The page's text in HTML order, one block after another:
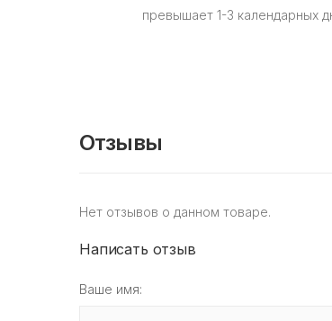
превышает 1-3 календарных
Отзывы
Нет отзывов о данном товаре.
Написать отзыв
Ваше имя: